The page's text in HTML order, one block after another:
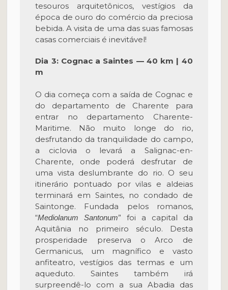
tesouros arquitetônicos, vestígios da
época de ouro do comércio da preciosa
bebida. A visita de uma das suas famosas
casas comerciais é inevitável!
Dia 3: Cognac a Saintes — 40 km | 40
m
O dia começa com a saída de Cognac e
do departamento de Charente para
entrar no departamento Charente-
Maritime. Não muito longe do rio,
desfrutando da tranquilidade do campo,
a ciclovia o levará a Salignac-en-
Charente, onde poderá desfrutar de
uma vista deslumbrante do rio. O seu
itinerário pontuado por vilas e aldeias
terminará em Saintes, no condado de
Saintonge. Fundada pelos romanos,
“Mediolanum Santonum” foi a capital da
Aquitânia no primeiro século. Desta
prosperidade preserva o Arco de
Germanicus, um magnífico e vasto
anfiteatro, vestígios das termas e um
aqueduto. Saintes também irá
surpreendê-lo com a sua Abadia das